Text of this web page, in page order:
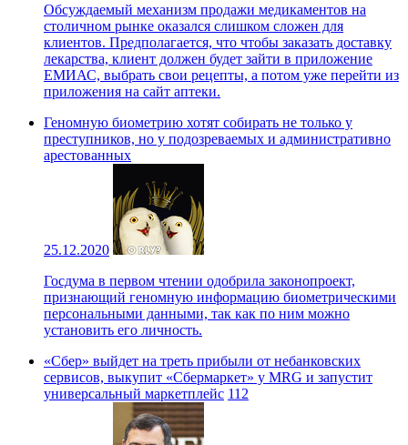
Обсуждаемый механизм продажи медикаментов на
столичном рынке оказался слишком сложен для
клиентов. Предполагается, что чтобы заказать доставку
лекарства, клиент должен будет зайти в приложение
ЕМИАС, выбрать свои рецепты, а потом уже перейти из
приложения на сайт аптеки.
Геномную биометрию хотят собирать не только у
преступников, но у подозреваемых и административно
арестованных
25.12.2020
Госдума в первом чтении одобрила законопроект,
признающий геномную информацию биометрическими
персональными данными, так как по ним можно
установить его личность.
«Сбер» выйдет на треть прибыли от небанковских
сервисов, выкупит «Сбермаркет» у MRG и запустит
универсальный маркетплейс 112